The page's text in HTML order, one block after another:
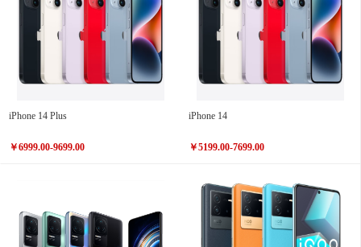
iPhone 14 Plus
￥6999.00-9699.00
iPhone 14
￥5199.00-7699.00